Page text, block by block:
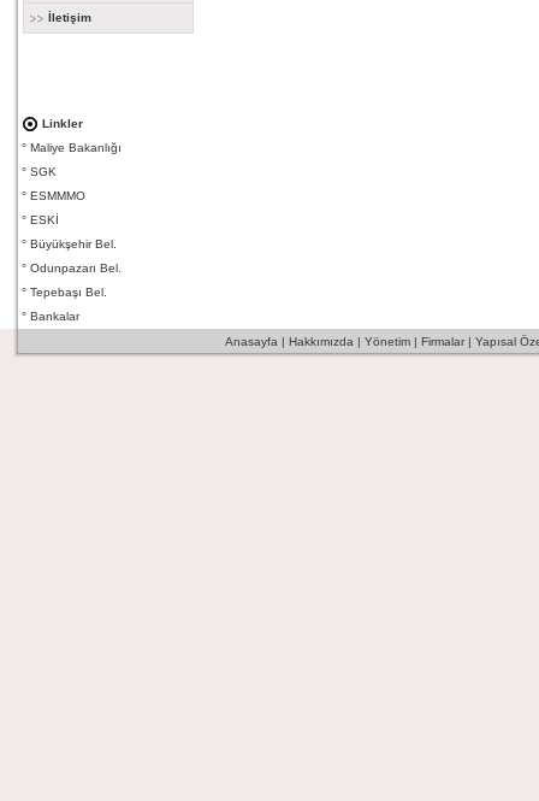
İletişim
Linkler
° Maliye Bakanlığı
° SGK
° ESMMMO
° ESKİ
° Büyükşehir Bel.
° Odunpazarı Bel.
° Tepebaşı Bel.
° Bankalar
Anasayfa | Hakkımızda | Yönetim | Firmalar | Yapısal